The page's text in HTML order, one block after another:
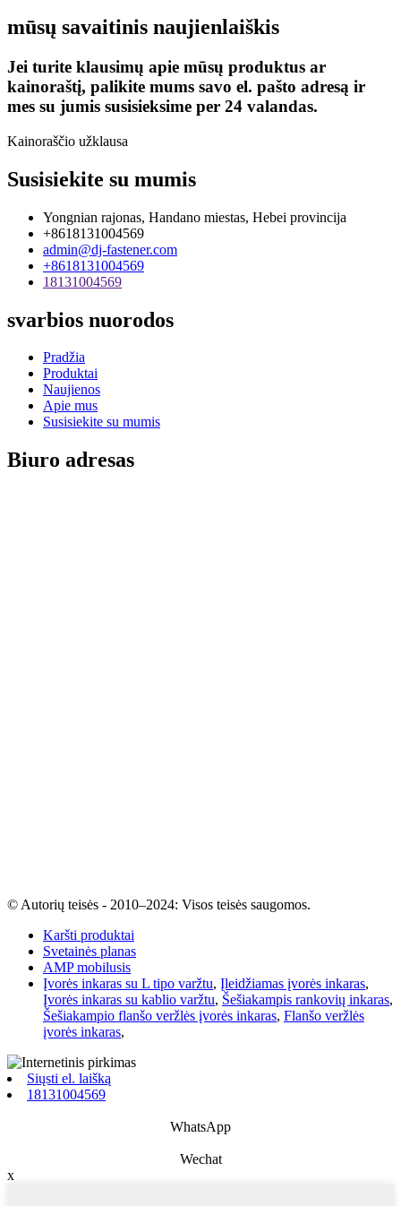
mūsų savaitinis naujienlaiškis
Jei turite klausimų apie mūsų produktus ar
kainoraštį, palikite mums savo el. pašto adresą ir
mes su jumis susisieksime per 24 valandas.
Kainoraščio užklausa
Susisiekite su mumis
Yongnian rajonas, Handano miestas, Hebei provincija
+8618131004569
admin@dj-fastener.com
+8618131004569
18131004569
svarbios nuorodos
Pradžia
Produktai
Naujienos
Apie mus
Susisiekite su mumis
Biuro adresas
© Autorių teisės - 2010–2024: Visos teisės saugomos.
Karšti produktai
Svetainės planas
AMP mobilusis
Įvorės inkaras su L tipo varžtu, Įleidžiamas įvorės inkaras,
Įvorės inkaras su kablio varžtu, Šešiakampis rankovių inkaras,
Šešiakampio flanšo veržlės įvorės inkaras, Flanšo veržlės
įvorės inkaras,
Siųsti el. laišką
18131004569
WhatsApp
Wechat
x